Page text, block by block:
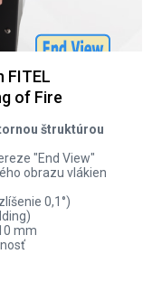
FITEL
of Fire
štruktúrou
"End View"
obrazu vlákien
0,1°)
mm